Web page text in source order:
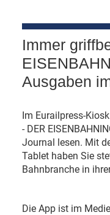
Immer
Ausgaben
Im Eurailpress-
- DER
Journal lesen. Mit
Tablet haben Sie
Bahnbranche in
Die App ist im